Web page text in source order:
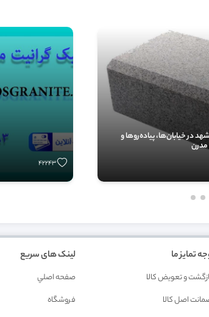
در خیابان‌ها، پیاده‌روها و
42243
تمایز ما
و تعويض کالا
اصل کالا
لینک های سریع
صفحه اصلي
فروشگاه